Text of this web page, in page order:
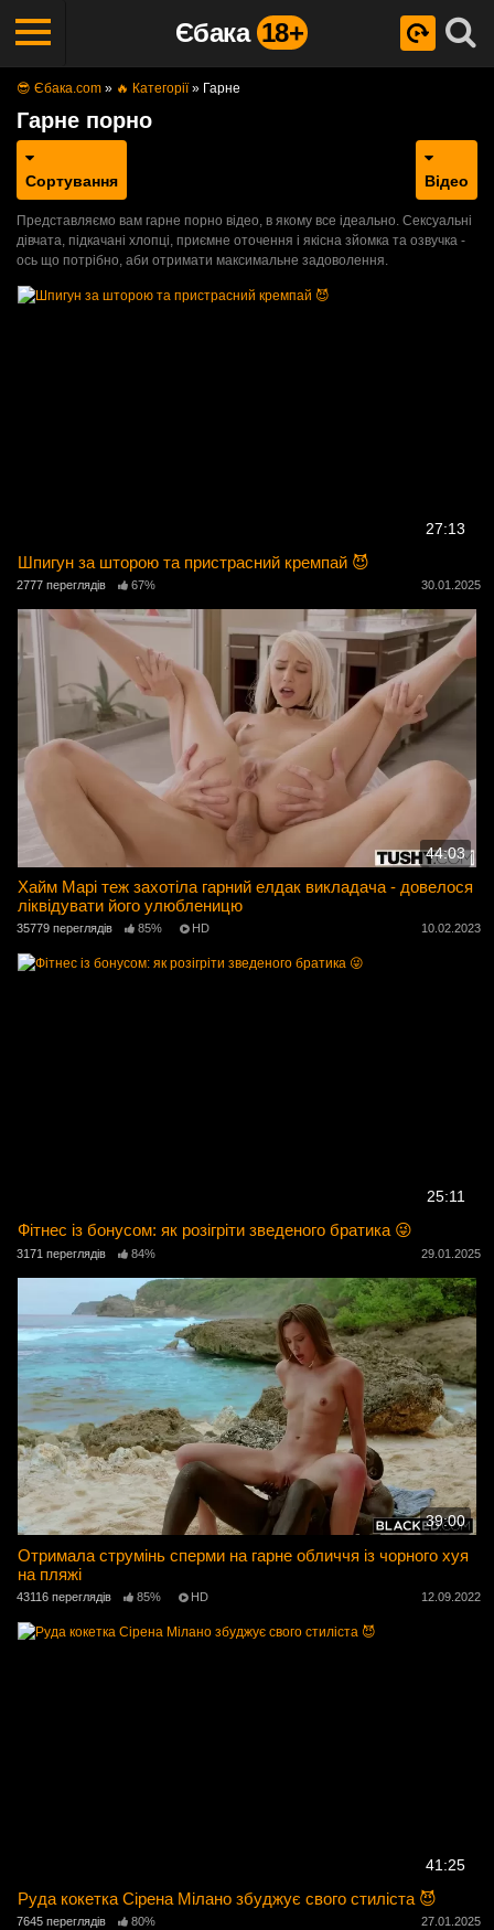
Єбака 18+
😎 Єбака.com » 🔥 Категорії» Гарне
Гарне порно
Сортування Відео
Представляємо вам гарне порно відео, в якому все ідеально. Сексуальні
дівчата, підкачані хлопці, приємне оточення і якісна зйомка та озвучка -
ось що потрібно, аби отримати максимальне задоволення.
27:13
Шпигун за шторою та пристрасний кремпай 😈
2777 переглядів 67% 30.01.2025
44:03
Хайм Марі теж захотіла гарний елдак викладача - довелося
ліквідувати його улюбленицю
35779 переглядів 85% HD 10.02.2023
25:11
Фітнес із бонусом: як розігріти зведеного братика 😜
3171 переглядів 84% 29.01.2025
39:00
Отримала струмінь сперми на гарне обличчя із чорного хуя
на пляжі
43116 переглядів 85% HD 12.09.2022
41:25
Руда кокетка Сірена Мілано збуджує свого стиліста 😈
7645 переглядів 80% 27.01.2025